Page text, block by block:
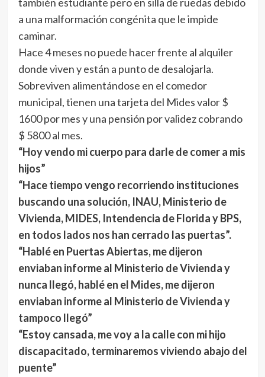
a una malformación congénita que le impide
caminar.
Hace 4 meses no puede hacer frente al alquiler
donde viven y están a punto de desalojarla.
Sobreviven alimentándose en el comedor
municipal, tienen una tarjeta del Mides valor $
1600 por mes y una pensión por validez cobrando
$ 5800 al mes.
“Hoy vendo mi cuerpo para darle de comer a mis
hijos”
“Hace tiempo vengo recorriendo instituciones
buscando una solución, INAU, Ministerio de
Vivienda, MIDES, Intendencia de Florida y BPS,
en todos lados nos han cerrado las puertas”.
“Hablé en Puertas Abiertas, me dijeron
enviaban informe al Ministerio de Vivienda y
nunca llegó, hablé en el Mides, me dijeron
enviaban informe al Ministerio de Vivienda y
tampoco llegó”
“Estoy cansada, me voy a la calle con mi hijo
discapacitado, terminaremos viviendo abajo del
puente”